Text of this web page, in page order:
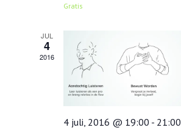
Gratis
JUL
4
2016
4 juli, 2016 @ 19:00 - 21:00